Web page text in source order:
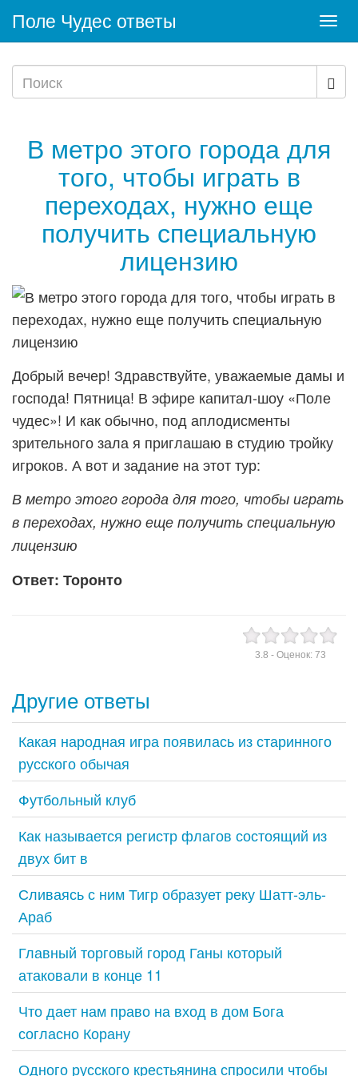
Поле Чудес ответы
В метро этого города для
того, чтобы играть в
переходах, нужно еще
получить специальную
лицензию
Добрый вечер! Здравствуйте, уважаемые дамы и
господа! Пятница! В эфире капитал-шоу «Поле
чудес»! И как обычно, под аплодисменты
зрительного зала я приглашаю в студию тройку
игроков. А вот и задание на этот тур:
В метро этого города для того, чтобы играть
в переходах, нужно еще получить специальную
лицензию
Ответ: Торонто
3.8 - Оценок: 73
Другие ответы
Какая народная игра появилась из старинного
русского обычая
Футбольный клуб
Как называется регистр флагов состоящий из
двух бит в
Сливаясь с ним Тигр образует реку Шатт-эль-
Араб
Главный торговый город Ганы который
атаковали в конце 11
Что дает нам право на вход в дом Бога
согласно Корану
Одного русского крестьянина спросили чтобы